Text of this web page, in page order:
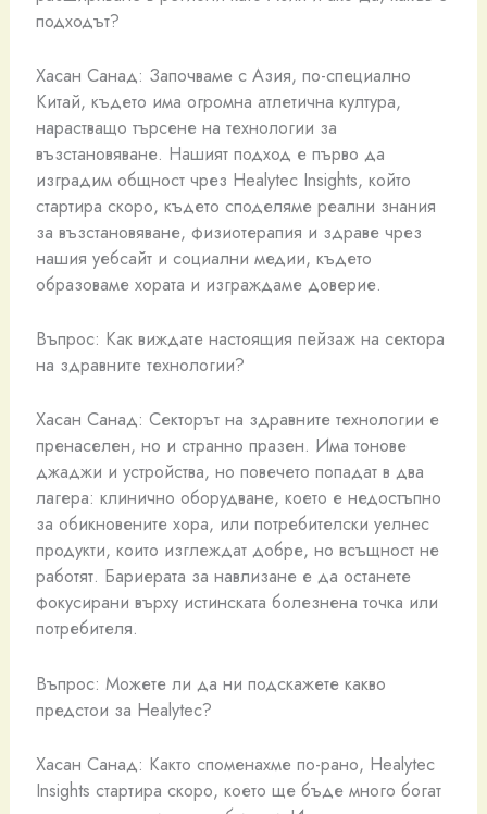
подходът?
Хасан Санад: Започваме с Азия, по-специално
Китай, където има огромна атлетична култура,
нарастващо търсене на технологии за
възстановяване. Нашият подход е първо да
изградим общност чрез Healytec Insights, който
стартира скоро, където споделяме реални знания
за възстановяване, физиотерапия и здраве чрез
нашия уебсайт и социални медии, където
образоваме хората и изграждаме доверие.
Въпрос: Как виждате настоящия пейзаж на сектора
на здравните технологии?
Хасан Санад: Секторът на здравните технологии е
пренаселен, но и странно празен. Има тонове
джаджи и устройства, но повечето попадат в два
лагера: клинично оборудване, което е недостъпно
за обикновените хора, или потребителски уелнес
продукти, които изглеждат добре, но всъщност не
работят. Бариерата за навлизане е да останете
фокусирани върху истинската болезнена точка или
потребителя.
Въпрос: Можете ли да ни подскажете какво
предстои за Healytec?
Хасан Санад: Както споменахме по-рано, Healytec
Insights стартира скоро, което ще бъде много богат